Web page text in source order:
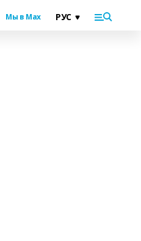
Мы в Max